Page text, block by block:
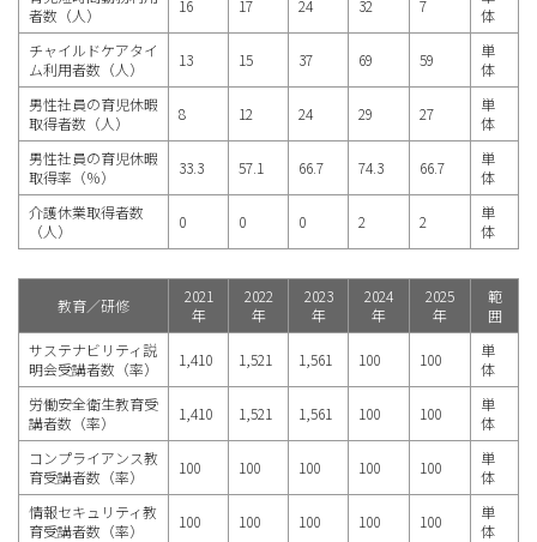
者数（人）
16 17 24 32 7
体
チャイルドケアタイ
ム利用者数（人）
13 15 37 69 59
単
体
男性社員の育児休暇
取得者数（人）
8 12 24 29 27
単
体
男性社員の育児休暇
取得率（％）
33.3 57.1 66.7 74.3 66.7
単
体
介護休業取得者数
（人）
0 0 0 2 2
単
体
教育／研修
2021
年
2022
年
2023
年
2024
年
2025
年
範
囲
サステナビリティ説
明会受講者数（率）
1,410 1,521 1,561 100 100
単
体
労働安全衛生教育受
講者数（率）
1,410 1,521 1,561 100 100
単
体
コンプライアンス教
育受講者数（率）
100 100 100 100 100
単
体
情報セキュリティ教
育受講者数（率）
100 100 100 100 100
単
体